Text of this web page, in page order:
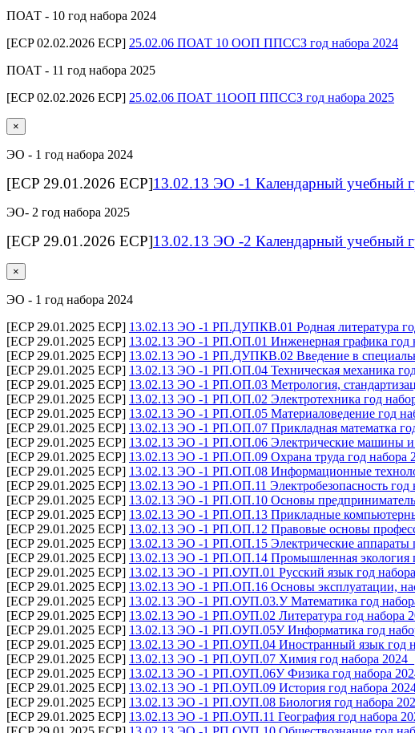
ПОАТ - 10 год набора 2024
[ECP 02.02.2026 ECP] 25.02.06 ПОАТ 10 ООП ППССЗ год набора 2024
ПОАТ - 11 год набора 2025
[ECP 02.02.2026 ECP] 25.02.06 ПОАТ 11ООП ППССЗ год набора 2025
×
ЭО - 1 год набора 2024
[ECP 29.01.2026 ECP]13.02.13 ЭО -1 Календарный учебный
ЭО- 2 год набора 2025
[ECP 29.01.2026 ECP]13.02.13 ЭО -2 Календарный учебный
×
ЭО - 1 год набора 2024
[ECP 29.01.2025 ECP] 13.02.13 ЭО -1 РП.ДУПКВ.01 Родная литература год
[ECP 29.01.2025 ECP] 13.02.13 ЭО -1 РП.ОП.01 Инженерная графика год
[ECP 29.01.2025 ECP] 13.02.13 ЭО -1 РП.ДУПКВ.02 Введение в
[ECP 29.01.2025 ECP] 13.02.13 ЭО -1 РП.ОП.04 Техническая механика год
[ECP 29.01.2025 ECP] 13.02.13 ЭО -1 РП.ОП.03 Метрология,
[ECP 29.01.2025 ECP] 13.02.13 ЭО -1 РП.ОП.02 Электротехника год
[ECP 29.01.2025 ECP] 13.02.13 ЭО -1 РП.ОП.05 Материаловедение год
[ECP 29.01.2025 ECP] 13.02.13 ЭО -1 РП.ОП.07 Прикладная математка год
[ECP 29.01.2025 ECP] 13.02.13 ЭО -1 РП.ОП.06 Электрические машины и
[ECP 29.01.2025 ECP] 13.02.13 ЭО -1 РП.ОП.09 Охрана труда год набора
[ECP 29.01.2025 ECP] 13.02.13 ЭО -1 РП.ОП.08 Информационные
[ECP 29.01.2025 ECP] 13.02.13 ЭО -1 РП.ОП.11 Электробезопасность год
[ECP 29.01.2025 ECP] 13.02.13 ЭО -1 РП.ОП.10 Основы
[ECP 29.01.2025 ECP] 13.02.13 ЭО -1 РП.ОП.13 Прикладные
[ECP 29.01.2025 ECP] 13.02.13 ЭО -1 РП.ОП.12 Правовые основы
[ECP 29.01.2025 ECP] 13.02.13 ЭО -1 РП.ОП.15 Электрические аппараты
[ECP 29.01.2025 ECP] 13.02.13 ЭО -1 РП.ОП.14 Промышленная экология
[ECP 29.01.2025 ECP] 13.02.13 ЭО -1 РП.ОУП.01 Русский язык год набора
[ECP 29.01.2025 ECP] 13.02.13 ЭО -1 РП.ОП.16 Основы эксплуатации,
[ECP 29.01.2025 ECP] 13.02.13 ЭО -1 РП.ОУП.03.У Математика год набора
[ECP 29.01.2025 ECP] 13.02.13 ЭО -1 РП.ОУП.02 Литература год набора
[ECP 29.01.2025 ECP] 13.02.13 ЭО -1 РП.ОУП.05У Информатика год
[ECP 29.01.2025 ECP] 13.02.13 ЭО -1 РП.ОУП.04 Иностранный язык год
[ECP 29.01.2025 ECP] 13.02.13 ЭО -1 РП.ОУП.07 Химия год набора 2024_
[ECP 29.01.2025 ECP] 13.02.13 ЭО -1 РП.ОУП.06У Физика год набора
[ECP 29.01.2025 ECP] 13.02.13 ЭО -1 РП.ОУП.09 История год набора
[ECP 29.01.2025 ECP] 13.02.13 ЭО -1 РП.ОУП.08 Биология год набора
[ECP 29.01.2025 ECP] 13.02.13 ЭО -1 РП.ОУП.11 География год набора